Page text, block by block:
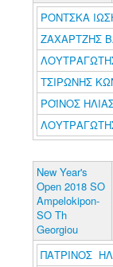
ΡΟΝΤΣΚΑ
ΖΑΧΑΡΤΖΗΣ
ΤΣΙΡΩΝΗΣ
ΡΟΪΝΟΣ
New Year's
Open 2018 SO
Ampelokipon-
SO Th
Georgiou
ΠΑΤΡΙΝΟΣ